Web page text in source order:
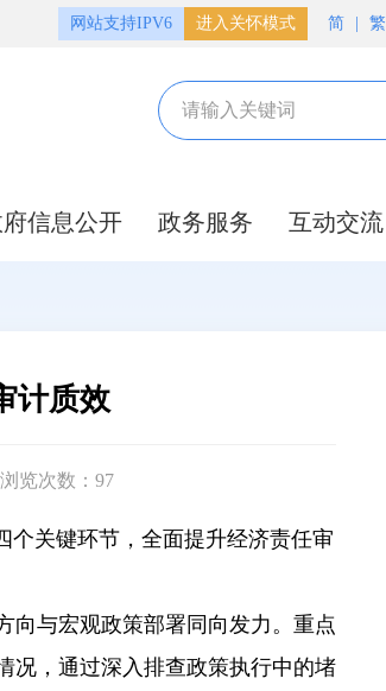
网站支持IPV6 进入关怀模式 简 繁
信息公开 政务服务 互动交流
计质效
浏览次数： 97
个关键环节，全面提升经济责任审
向与宏观政策部署同向发力。重点
况，通过深入排查政策执行中的堵